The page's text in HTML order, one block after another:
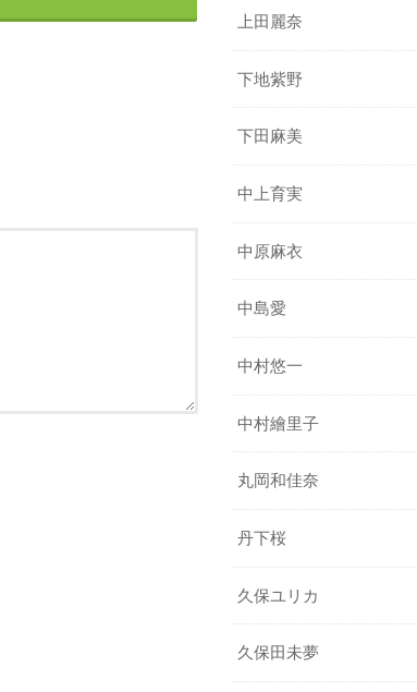
上田麗奈
下地紫野
下田麻美
中上育実
中原麻衣
中島愛
中村悠一
中村繪里子
丸岡和佳奈
丹下桜
久保ユリカ
久保田未夢